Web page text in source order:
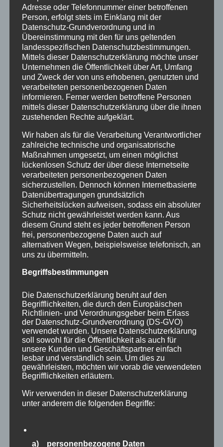
CURA SPORT
PERFORMANCE BOOST
14,99 € Enthält 7% Mehrwertsteuer zzgl.Versand
Lieferzeit: sofort lieferbar
In den Warenkorb Details
CURA SPORT LACTA 500
42,80€ Enthält 7% Mehrwertsteuer
Adresse oder Telefonnummer einer betroffenen
Person, erfolgt stets im Einklang mit der
Datenschutz-Grundverordnung und in
Übereinstimmung mit den für uns geltenden
landesspezifischen Datenschutzbestimmungen.
Mittels dieser Datenschutzerklärung möchte unser
Unternehmen die Öffentlichkeit über Art, Umfang
und Zweck der von uns erhobenen, genutzten und
verarbeiteten personenbezogenen Daten
informieren. Ferner werden betroffene Personen
mittels dieser Datenschutzerklärung über die ihnen
zustehenden Rechte aufgeklärt.
Wir haben als für die Verarbeitung Verantwortlicher
zahlreiche technische und organisatorische
Maßnahmen umgesetzt, um einen möglichst
lückenlosen Schutz der über diese Internetseite
verarbeiteten personenbezogenen Daten
sicherzustellen. Dennoch können Internetbasierte
Datenübertragungen grundsätzlich
Sicherheitslücken aufweisen, sodass ein absoluter
Schutz nicht gewährleistet werden kann. Aus
diesem Grund steht es jeder betroffenen Person
frei, personenbezogene Daten auch auf
alternativen Wegen, beispielsweise telefonisch, an
uns zu übermitteln.
Begriffsbestimmungen
Die Datenschutzerklärung beruht auf den
Begrifflichkeiten, die durch den Europäischen
Richtlinien- und Verordnungsgeber beim Erlass
der Datenschutz-Grundverordnung (DS-GVO)
verwendet wurden. Unsere Datenschutzerklärung
soll sowohl für die Öffentlichkeit als auch für
unsere Kunden und Geschäftspartner einfach
lesbar und verständlich sein. Um dies zu
gewährleisten, möchten wir vorab die verwendeten
Begrifflichkeiten erläutern.
Wir verwenden in dieser Datenschutzerklärung
unter anderem die folgenden Begriffe:
a) personenbezogene Daten